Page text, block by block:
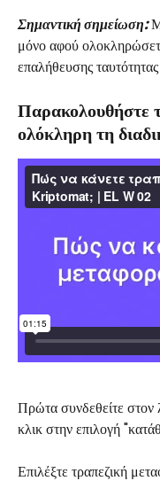
Σημαντική σημείωση:
μόνο αφού
επαλήθευσης
Παρακολουθήστε
ολόκληρη τη
Πρώτα συνδεθείτε
κλικ στην επιλογή
Επιλέξτε τραπεζική